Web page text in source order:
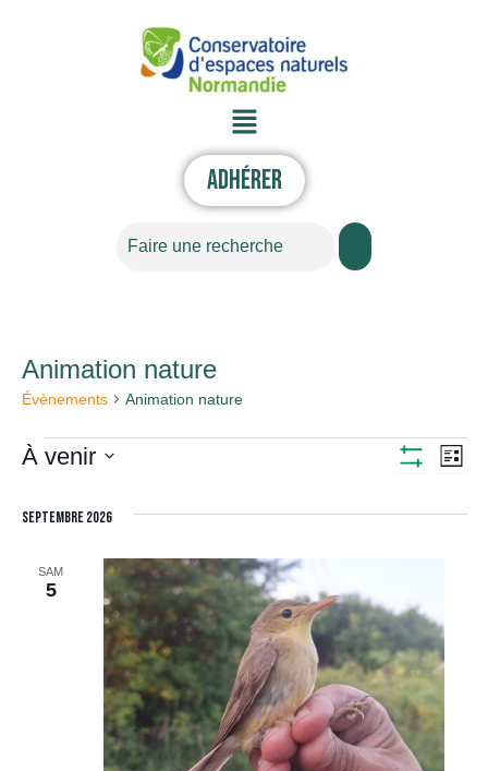
Menu
Adhérer
Animation nature
Évènements Animation nature
Évènements
par de
Liste
À venir
date.
septembre 2026
SAM
5